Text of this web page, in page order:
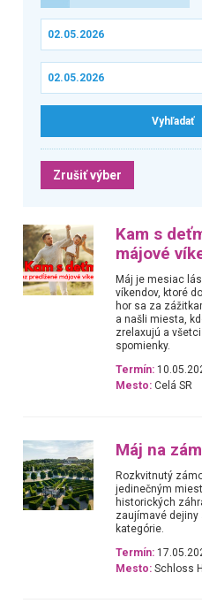
Zrušiť výber
Kam s
májové
Máj je mesiac
víkendov, ktoré
hor sa za
a našli miesta,
zrelaxujú a
spomienky.
Termín:
Mesto: Celá SR
Máj na
Rozkvitnutý
jedinečným
historických
zaujímavé dejiny
kategórie.
Termín:
Mesto: Schloss